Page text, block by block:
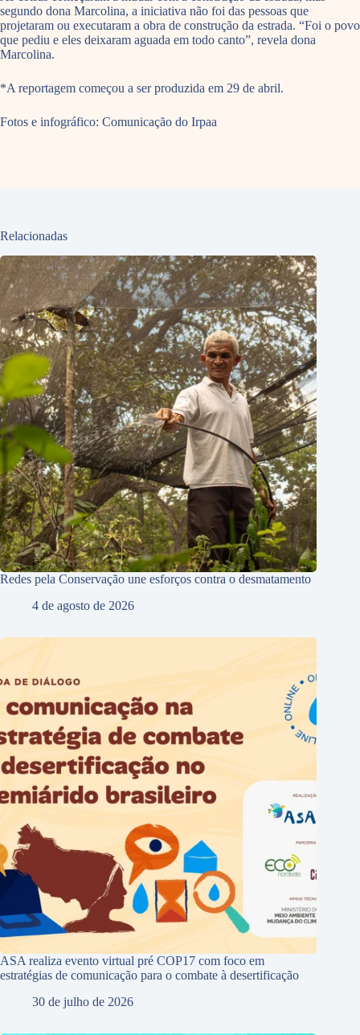
segundo dona Marcolina, a iniciativa não foi das pessoas que
projetaram ou executaram a obra de construção da estrada. “Foi o povo
que pediu e eles deixaram aguada em todo canto”, revela dona
Marcolina.
*A reportagem começou a ser produzida em 29 de abril.
Fotos e infográfico: Comunicação do Irpaa
Relacionadas
Redes pela Conservação une esforços contra o desmatamento
4 de agosto de 2026
ASA realiza evento virtual pré COP17 com foco em
estratégias de comunicação para o combate à desertificação
30 de julho de 2026